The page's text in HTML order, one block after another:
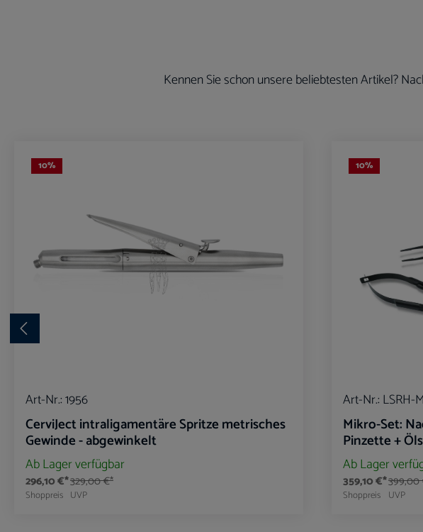
Kennen Sie schon unsere beliebtesten Artikel?
10%
Art-Nr.:1956
CerviJect intraligamentäre Spritze metrisches
Gewinde - abgewinkelt
Ab Lager verfügbar
296,10 €*
Shoppreis
329,00 €*
UVP
10%
Art-Nr.: LSRH-
Mikro-Set:
Pinzette +
Ab Lager
359,10 €*
Shoppreis
399,00
UVP